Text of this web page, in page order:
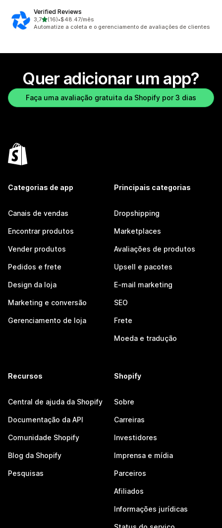
Verified Reviews
3,7de 5 estrelas
(16)
16 avaliações ao todo
•$48.47/mês
Automatize a coleta e o gerenciamento de avaliações de clientes
Quer adicionar um app?
Faça uma avaliação gratuita da Shopify por 3 dias
Categorias de app
Canais de vendas
Encontrar produtos
Vender produtos
Pedidos e frete
Design da loja
Marketing e conversão
Gerenciamento de loja
Principais categorias
Dropshipping
Marketplaces
Avaliações de produtos
Upsell e pacotes
E-mail marketing
SEO
Frete
Moeda e tradução
Recursos
Central de ajuda da Shopify
Documentação da API
Comunidade Shopify
Blog da Shopify
Pesquisas
Shopify
Sobre
Carreiras
Investidores
Imprensa e mídia
Parceiros
Afiliados
Informações jurídicas